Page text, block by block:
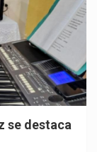
se destaca